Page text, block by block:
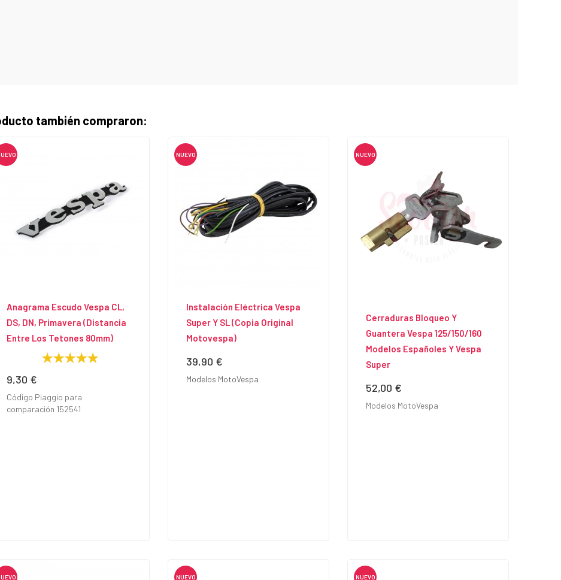
también compraron:
Anagrama Escudo Vespa CL,
DS, DN, Primavera (distancia
Entre Los Tetones 80mm)
Precio
9,30 €
Código Piaggio para
comparación 152541
NUEVO
Instalación Eléctrica Vespa
Super Y SL (Copia Original
Motovespa)
Precio
39,90 €
Modelos MotoVespa
NUEVO
Cerraduras Bloqueo Y
Guantera Vespa 125/150/160
Modelos Españoles Y Vespa
Super
Precio
52,00 €
Modelos MotoVespa
NUEVO NUEVO